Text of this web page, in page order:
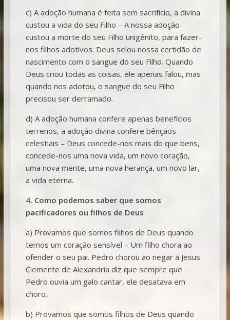
c) A adoção humana é feita sem sacrifício, a divina
custou a vida do seu Filho – A nossa adoção
custou a morte do seu Filho unigênito, para fazer-
nos filhos adotivos. Deus selou nossa certidão de
nascimento com o sangue do seu Filho. Quando
Deus criou todas as coisas, ele apenas falou, mas
quando nos adotou, o sangue do seu Filho
precisou ser derramado.
d) A adoção humana confere apenas benefícios
terrenos, a adoção divina confere bênçãos
celestiais – Deus concede-nos mais do que bens,
concede-nos uma nova vida, um novo coração,
uma nova mente, uma nova herança, um novo lar,
a vida eterna.
4. Como podemos saber que somos
pacificadores ou filhos de Deus
a) Provamos que somos filhos de Deus quando
temos um coração sensível – Um filho chora ao
ofender o seu pai. Pedro chorou ao negar a Jesus.
Clemente de Alexandria diz que sempre que
Pedro ouvia um galo cantar, ele desatava em
choro.
b) Provamos que somos filhos de Deus quando